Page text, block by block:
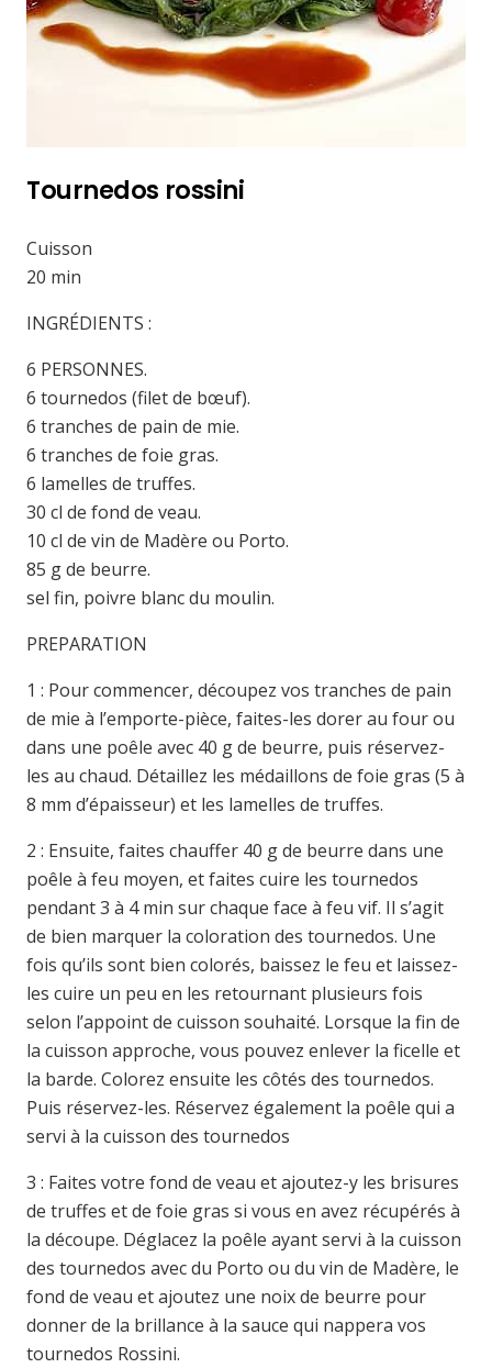
Tournedos rossini
Cuisson
20 min
INGRÉDIENTS :
6 PERSONNES.
6 tournedos (filet de bœuf).
6 tranches de pain de mie.
6 tranches de foie gras.
6 lamelles de truffes.
30 cl de fond de veau.
10 cl de vin de Madère ou Porto.
85 g de beurre.
sel fin, poivre blanc du moulin.
PREPARATION
1 : Pour commencer, découpez vos tranches de pain
de mie à l’emporte-pièce, faites-les dorer au four ou
dans une poêle avec 40 g de beurre, puis réservez-
les au chaud. Détaillez les médaillons de foie gras (5 à
8 mm d’épaisseur) et les lamelles de truffes.
2 : Ensuite, faites chauffer 40 g de beurre dans une
poêle à feu moyen, et faites cuire les tournedos
pendant 3 à 4 min sur chaque face à feu vif. Il s’agit
de bien marquer la coloration des tournedos. Une
fois qu’ils sont bien colorés, baissez le feu et laissez-
les cuire un peu en les retournant plusieurs fois
selon l’appoint de cuisson souhaité. Lorsque la fin de
la cuisson approche, vous pouvez enlever la ficelle et
la barde. Colorez ensuite les côtés des tournedos.
Puis réservez-les. Réservez également la poêle qui a
servi à la cuisson des tournedos
3 : Faites votre fond de veau et ajoutez-y les brisures
de truffes et de foie gras si vous en avez récupérés à
la découpe. Déglacez la poêle ayant servi à la cuisson
des tournedos avec du Porto ou du vin de Madère, le
fond de veau et ajoutez une noix de beurre pour
donner de la brillance à la sauce qui nappera vos
tournedos Rossini.